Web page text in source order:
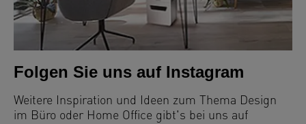
Folgen Sie uns auf Instagram
Weitere Inspiration und Ideen zum Thema Design
im Büro oder Home Office gibt's bei uns auf